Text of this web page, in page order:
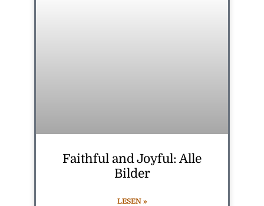
Faithful and Joyful: Alle
Bilder
LESEN »